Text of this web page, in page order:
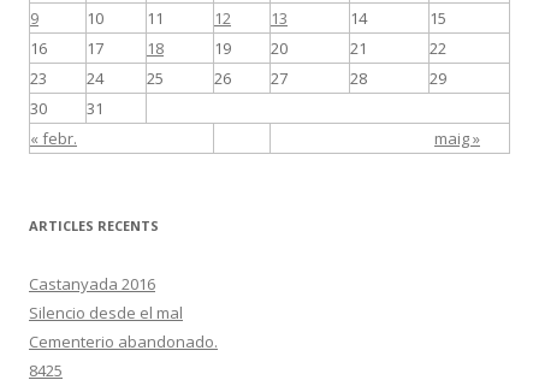
« febr. maig »
9
10 11 12 13 14
15
16
17 18 19 20 21
22
23
24 25 26 27 28
29
30
31
ARTICLES RECENTS
Castanyada 2016
Silencio desde el mal
Cementerio abandonado.
8425